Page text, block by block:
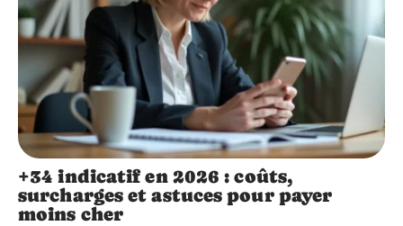
+34 indicatif en 2026 : coûts,
surcharges et astuces pour payer
moins cher